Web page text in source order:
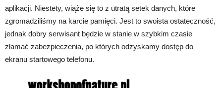
aplikacji. Niestety, wiąże się to z utratą setek danych, które
zgromadziliśmy na karcie pamięci. Jest to swoista ostateczność,
jednak dobry serwisant będzie w stanie w szybkim czasie
złamać zabezpieczenia, po których odzyskamy dostęp do
ekranu startowego telefonu.